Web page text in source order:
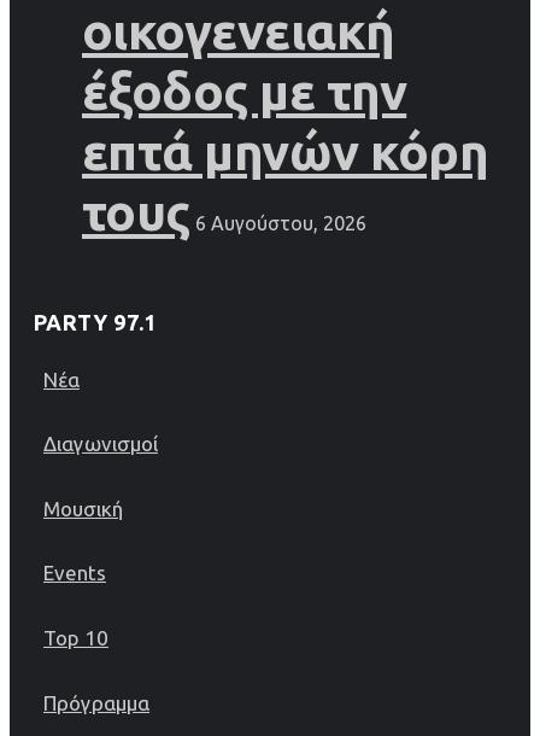
οικογενειακή
έξοδος με την
επτά μηνών κόρη
τους 6 Αυγούστου, 2026
PARTY 97.1
Νέα
Διαγωνισμοί
Μουσική
Events
Top 10
Πρόγραμμα